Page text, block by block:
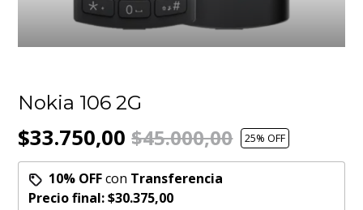
Nokia 106 2G
$33.750,00$45.000,00 25% OFF
10% OFFcon Transferencia
Precio final:$30.375,00